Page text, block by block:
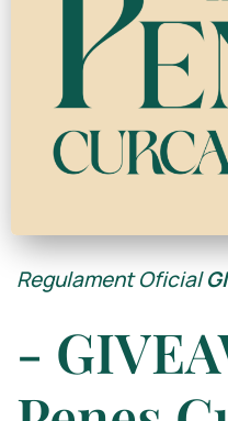
Regulament Oficial
-